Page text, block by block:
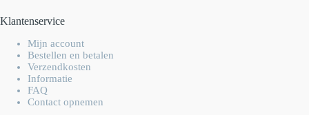
Klantenservice
Mijn account
Bestellen en betalen
Verzendkosten
Informatie
FAQ
Contact opnemen